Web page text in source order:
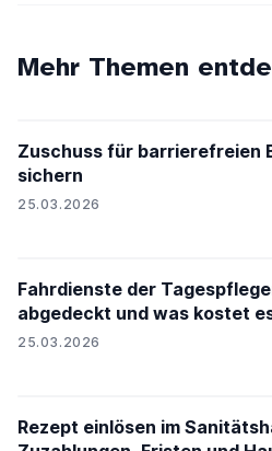
Mehr Themen
Zuschuss für barrierefreien
sichern
25.03.2026
Fahrdienste der
abgedeckt und was kostet
25.03.2026
Rezept einlösen im